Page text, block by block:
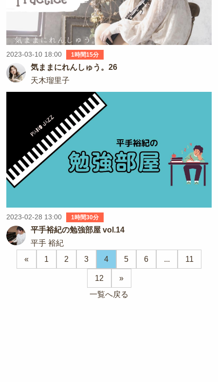
2023-03-10 18:00 1時間15分
気ままにれんしゅう。26
天木瑠里子
2023-02-28 13:00 1時間30分
平手裕紀の勉強部屋 vol.14
平手 裕紀
«
1 2 3 4 5 6 ... 11
12
»
一覧へ戻る